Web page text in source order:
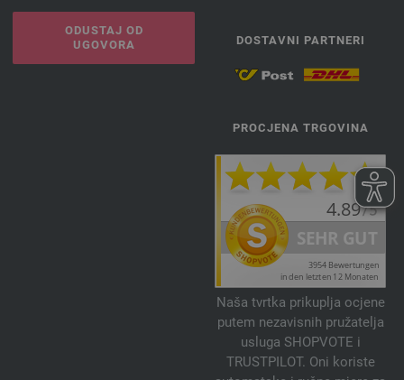
ODUSTAJ OD
UGOVORA
DOSTAVNI PARTNERI
PROCJENA TRGOVINA
Naša tvrtka prikuplja ocjene
putem nezavisnih pružatelja
usluga SHOPVOTE i
TRUSTPILOT. Oni koriste